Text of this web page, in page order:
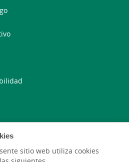
sitio web utiliza cookies